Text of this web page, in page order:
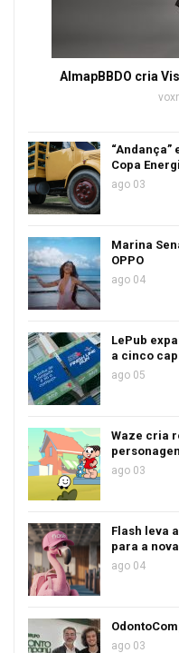
AlmapBBDO cria
“Andança”
Copa
ago 03
Marina
OPPO
ago 04
LePub
a cinco
ago 05
Waze cria
ago 03
Flash leva
para a
ago 04
ago 03